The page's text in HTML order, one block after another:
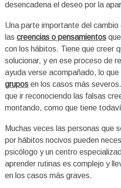
desencadena el deseo por la
Una parte importante del
las creencias o pensamientos
con los hábitos. Tiene que creer
solucionar, y en ese proceso de
ayuda verse acompañado, lo
grupos en los casos más
que ir reconociendo las falsas
montando, como que tiene
Muchas veces las personas que
por hábitos nocivos pueden
psicólogo y un centro
aprender rutinas es complejo y
en los casos más graves.